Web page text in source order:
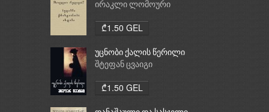
რელიგია: ბუდიზმი,
ირაკლი ლომოური
₾1.50 GEL
უცნობი ქალის წერილი
შტეფან ცვაიგი
₾1.50 GEL